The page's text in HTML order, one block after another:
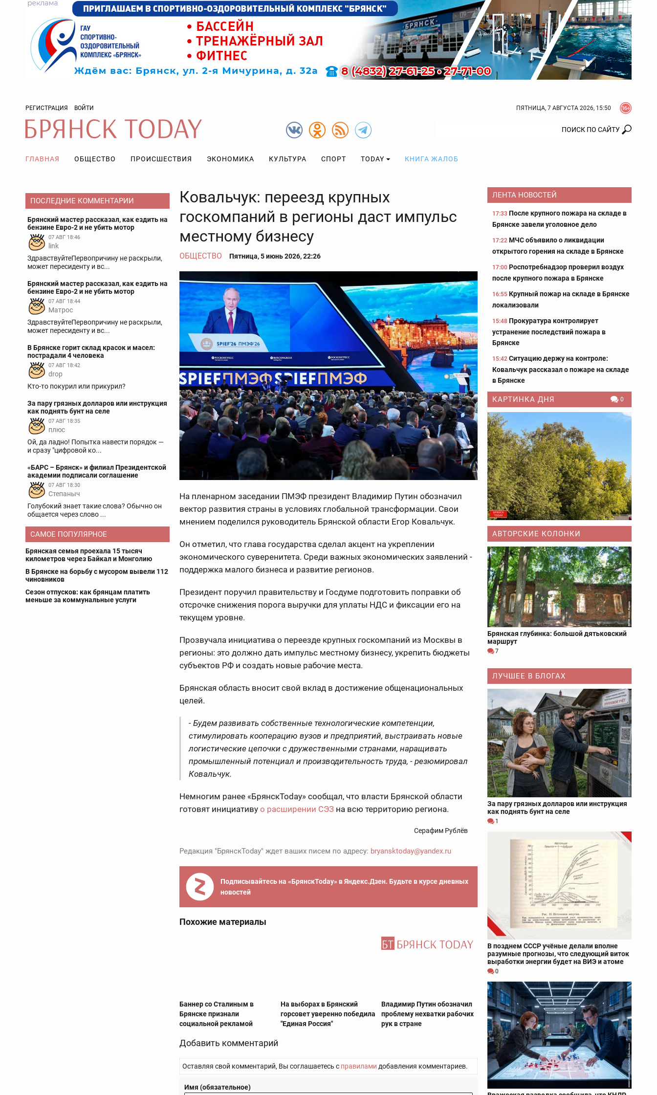
РЕГИСТРАЦИЯ ВОЙТИ ПЯТНИЦА, 7 АВГУСТА 2026, 15:50
ГЛАВНАЯ ОБЩЕСТВО ПРОИСШЕСТВИЯ ЭКОНОМИКА КУЛЬТУРА СПОРТ TODAY КНИГА ЖАЛОБ
ПОСЛЕДНИЕ КОММЕНТАРИИ
Брянский мастер рассказал, как ездить на
бензине Евро-2 и не убить мотор
07 АВГ 18:46
link
ЗдравствуйтеПервопричину не раскрыли,
может пересиденту и вс...
Брянский мастер рассказал, как ездить на
бензине Евро-2 и не убить мотор
07 АВГ 18:44
Матрос
ЗдравствуйтеПервопричину не раскрыли,
может пересиденту и вс...
В Брянске горит склад красок и масел:
пострадали 4 человека
07 АВГ 18:42
drop
Кто-то покурил или прикурил?
За пару грязных долларов или инструкция
как поднять бунт на селе
07 АВГ 18:35
плюс
Ой, да ладно! Попытка навести порядок —
и сразу "цифровой ко...
«БАРС – Брянск» и филиал Президентской
академии подписали соглашение
07 АВГ 18:30
Степаныч
Голубокий знает такие слова? Обычно он
общается через слово ...
САМОЕ ПОПУЛЯРНОЕ
Брянская семья проехала 15 тысяч
километров через Байкал и Монголию
В Брянске на борьбу с мусором вывели 112
чиновников
Сезон отпусков: как брянцам платить
меньше за коммунальные услуги
Ковальчук: переезд крупных
госкомпаний в регионы даст импульс
местному бизнесу
ОБЩЕСТВО Пятница, 5 июнь 2026, 22:26
На пленарном заседании ПМЭФ президент Владимир Путин обозначил
вектор развития страны в условиях глобальной трансформации. Свои
мнением поделился руководитель Брянской области Егор Ковальчук.
Он отметил, что глава государства сделал акцент на укреплении
экономического суверенитета. Среди важных экономических заявлений -
поддержка малого бизнеса и развитие регионов.
Президент поручил правительству и Госдуме подготовить поправки об
отсрочке снижения порога выручки для уплаты НДС и фиксации его на
текущем уровне.
Прозвучала инициатива о переезде крупных госкомпаний из Москвы в
регионы: это должно дать импульс местному бизнесу, укрепить бюджеты
субъектов РФ и создать новые рабочие места.
Брянская область вносит свой вклад в достижение общенациональных
целей.
- Будем развивать собственные технологические компетенции,
стимулировать кооперацию вузов и предприятий, выстраивать новые
логистические цепочки с дружественными странами, наращивать
промышленный потенциал и производительность труда, - резюмировал
Ковальчук.
Немногим ранее «БрянскToday» сообщал, что власти Брянской области
готовят инициативу о расширении СЭЗ на всю территорию региона.
Серафим Рублёв
Редакция "БрянскToday" ждет ваших писем по адресу: bryansktoday@yandex.ru
Подписывайтесь на «БрянскToday» в Яндекс.Дзен. Будьте в курсе дневных
новостей
Похожие материалы
Баннер со Сталиным в
Брянске признали
социальной рекламой
На выборах в Брянский
горсовет уверенно победила
"Единая Россия"
Владимир Путин обозначил
проблему нехватки рабочих
рук в стране
Добавить комментарий
Оставляя свой комментарий, Вы соглашаетесь с правилами добавления комментариев.
Имя (обязательное)
ЛЕНТА НОВОСТЕЙ
17:33 После крупного пожара на складе в
Брянске завели уголовное дело
17:22 МЧС объявило о ликвидации
открытого горения на складе в Брянске
17:00 Роспотребнадзор проверил воздух
после крупного пожара в Брянске
16:55 Крупный пожар на складе в Брянске
локализовали
15:48 Прокуратура контролирует
устранение последствий пожара в
Брянске
15:42 Ситуацию держу на контроле:
Ковальчук рассказал о пожаре на складе
в Брянске
КАРТИНКА ДНЯ 0
АВТОРСКИЕ КОЛОНКИ
Брянская глубинка: большой дятьковский
маршрут
7
ЛУЧШЕЕ В БЛОГАХ
За пару грязных долларов или инструкция
как поднять бунт на селе
1
В позднем СССР учёные делали вполне
разумные прогнозы, что следующий виток
выработки энергии будет на ВИЭ и атоме
0